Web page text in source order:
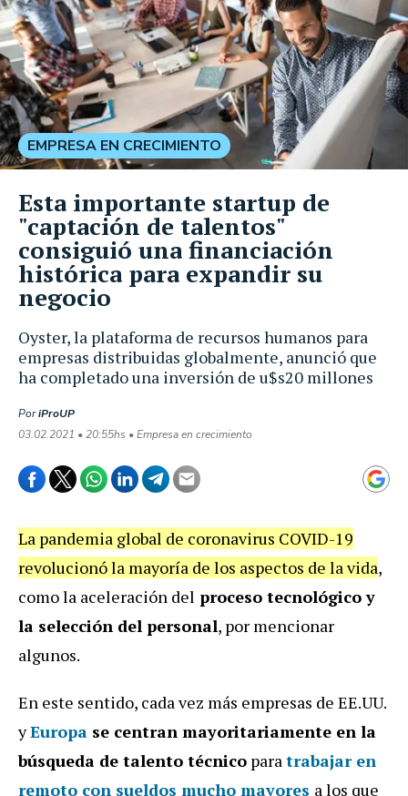
Oyster, la plataforma de recursos humanos para
empresas distribuidas globalmente, anunció que
ha completado una inversión de u$s20 millones
PoriProUP
03.02.2021 • 20:55hs • Empresa en crecimiento
EMPRESA EN CRECIMIENTO
Esta importante startup de
"captación de talentos"
consiguió una financiación
histórica para expandir su
negocio
La pandemia global de coronavirus COVID-19
revolucionó la mayoría de los aspectos de la vida,
como la aceleración del proceso tecnológico y
la selección del personal, por mencionar
algunos.
En este sentido, cada vez más empresas de EE.UU.
yEuropa se centran mayoritariamente en la
búsqueda de talento técnico paratrabajar en
remoto con sueldos mucho mayores a los que